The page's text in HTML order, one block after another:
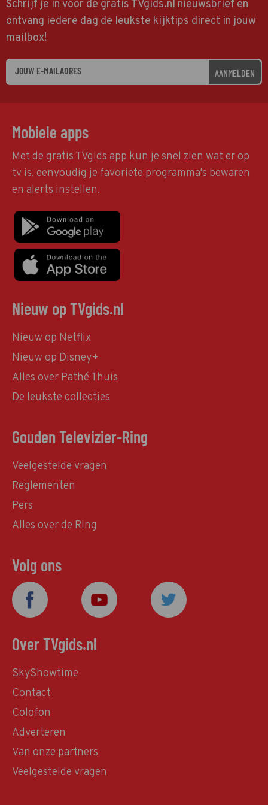
Schrijf je in voor de gratis TVgids.nl nieuwsbrief en
ontvang iedere dag de leukste kijktips direct in jouw
mailbox!
AANMELDEN
Mobiele apps
Met de gratis TVgids app kun je snel zien wat er op
tv is, eenvoudig je favoriete programma's bewaren
en alerts instellen.
Nieuw op TVgids.nl
Nieuw op Netflix
Nieuw op Disney+
Alles over Pathé Thuis
De leukste collecties
Gouden Televizier-Ring
Veelgestelde vragen
Reglementen
Pers
Alles over de Ring
Volg ons
Over TVgids.nl
SkyShowtime
Contact
Colofon
Adverteren
Van onze partners
Veelgestelde vragen